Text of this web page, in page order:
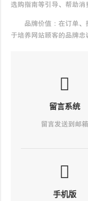
选购指南等引导、帮助消
品牌价值：在订单、
于培养网站顾客的品牌忠
留言系统
留言发送到邮箱
手机版